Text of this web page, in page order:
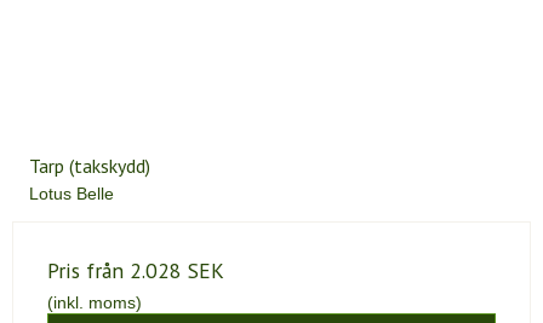
Tarp (takskydd)
Lotus Belle
Pris från 2.028 SEK
(inkl. moms)